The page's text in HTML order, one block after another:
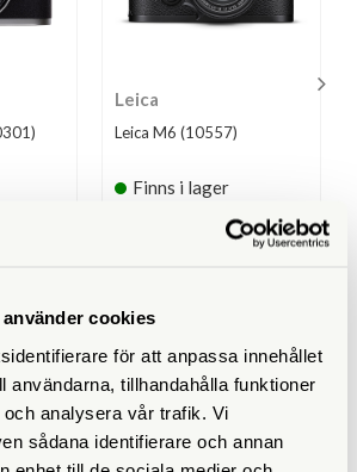
cookies
för att anpassa innehållet
användarna, tillhandahålla funktioner
analysera vår trafik. Vi
sådana identifierare och annan
Leica
Leica M6 (10557)
Finns i lager
Mätsökare (0,72x)